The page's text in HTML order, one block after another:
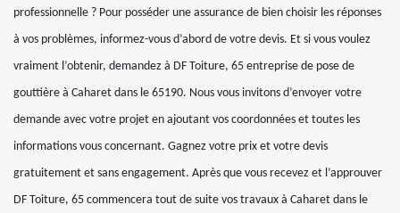
professionnelle ? Pour posséder une assurance de bien choisir les réponses
à vos problèmes, informez-vous d’abord de votre devis. Et si vous voulez
vraiment l’obtenir, demandez à DF Toiture, 65 entreprise de pose de
gouttière à Caharet dans le 65190. Nous vous invitons d’envoyer votre
demande avec votre projet en ajoutant vos coordonnées et toutes les
informations vous concernant. Gagnez votre prix et votre devis
gratuitement et sans engagement. Après que vous recevez et l’approuver
DF Toiture, 65 commencera tout de suite vos travaux à Caharet dans le